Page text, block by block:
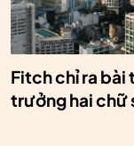
Fitch chỉ ra bài
trưởng hai chữ